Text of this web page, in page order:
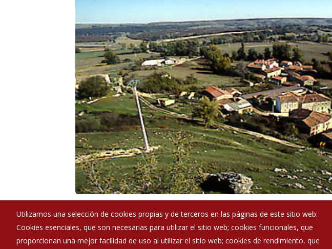
Utilizamos una selección de cookies propias y de terceros en las páginas de este sitio web:
Cookies esenciales, que son necesarias para utilizar el sitio web; cookies funcionales, que
proporcionan una mejor facilidad de uso al utilizar el sitio web; cookies de rendimiento, que
Ayuntamiento de Úrbel del Castillo
: C/ La Plaza - 09125